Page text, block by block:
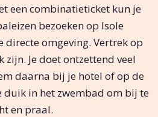
een combinatieticket kun je
bezoeken op Isole
directe omgeving. Vertrek op
Je doet ontzettend veel
daarna bij je hotel of op de
duik in het zwembad om bij te
en praal.